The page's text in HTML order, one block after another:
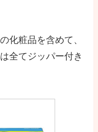
化粧品を含めて、
全てジッパー付き